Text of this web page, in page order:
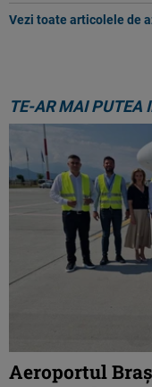
Vezi toate articolele de
TE-AR MAI PUTEA
Aeroportul